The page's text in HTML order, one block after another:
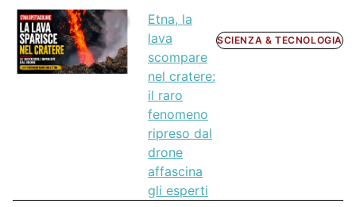
Etna, la
lava
scompare
nel cratere:
il raro
fenomeno
ripreso dal
drone
affascina
gli esperti
SCIENZA & TECNOLOGIA